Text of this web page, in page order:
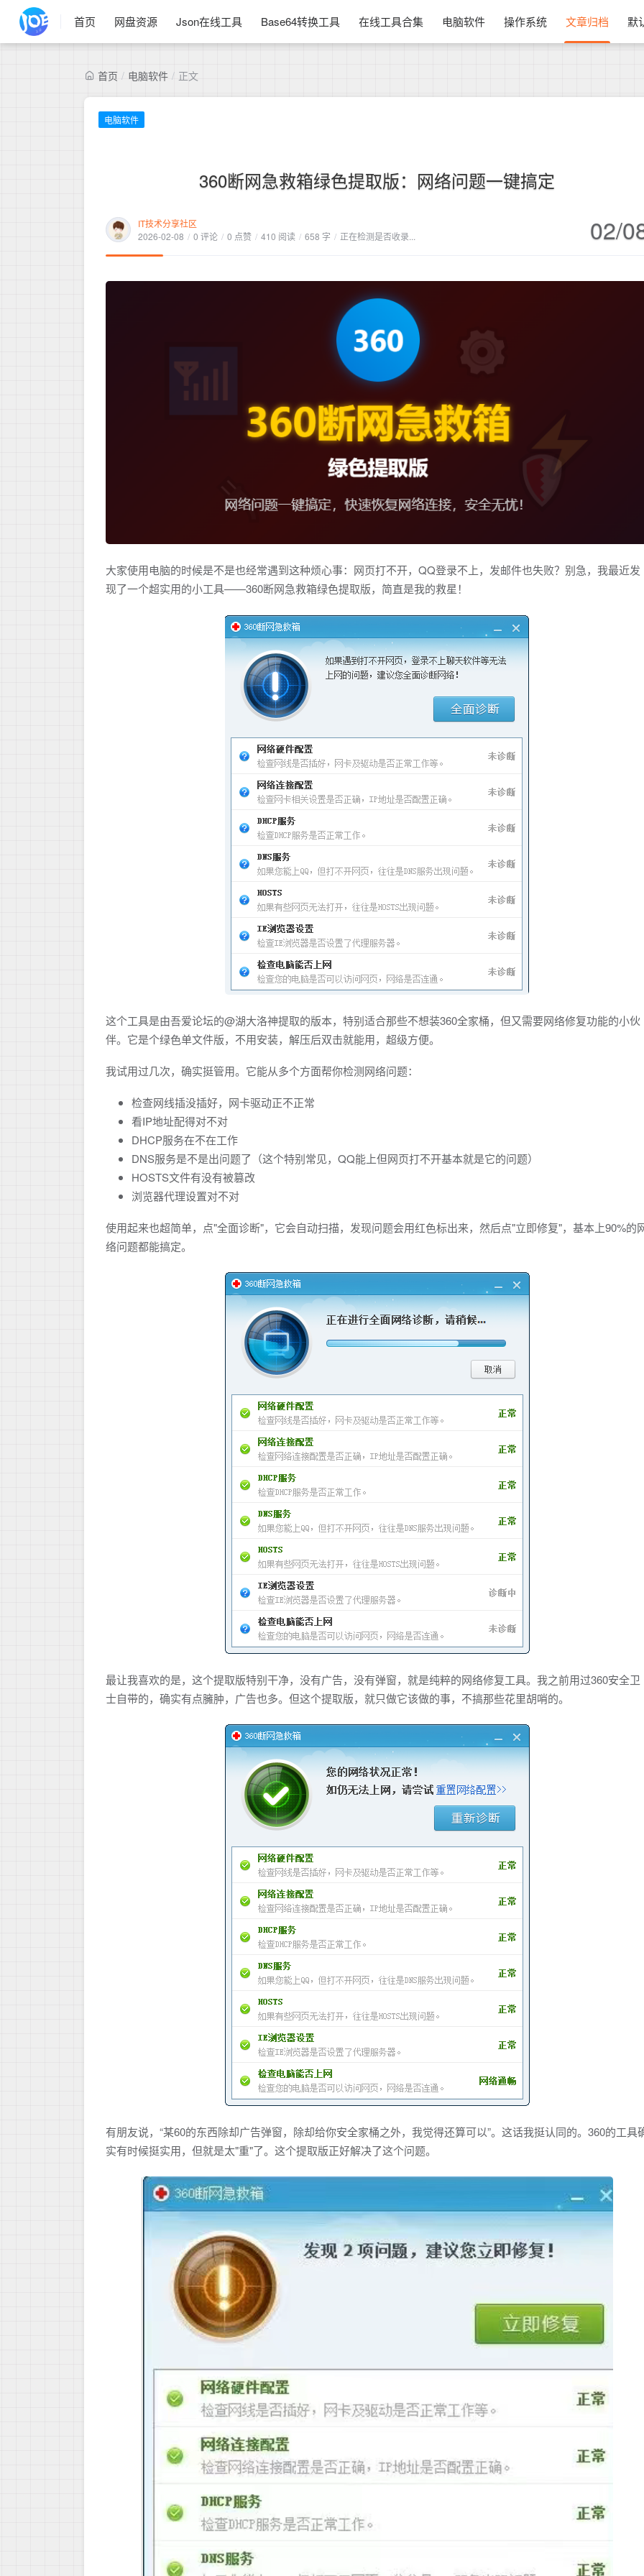
首页 网盘资源 Json在线工具 Base64转换工具 在线工具合集 电脑软件 操作系统 文章归档 默
首页 / 电脑软件 / 正文
电脑软件
360断网急救箱绿色提取版：网络问题一键搞定
IT技术分享社区
2026-02-08 / 0 评论 / 0 点赞 / 410 阅读 / 658 字 / 正在检测是否收录... 02/
大家使用电脑的时候是不是也经常遇到这种烦心事：网页打不开，QQ登录不上，发邮件也失败？别急，我最近发
现了一个超实用的小工具——360断网急救箱绿色提取版，简直是我的救星！
这个工具是由吾爱论坛的@湖大洛神提取的版本，特别适合那些不想装360全家桶，但又需要网络修复功能的小伙
伴。它是个绿色单文件版，不用安装，解压后双击就能用，超级方便。
我试用过几次，确实挺管用。它能从多个方面帮你检测网络问题：
检查网线插没插好，网卡驱动正不正常
看IP地址配得对不对
DHCP服务在不在工作
DNS服务是不是出问题了（这个特别常见，QQ能上但网页打不开基本就是它的问题）
HOSTS文件有没有被篡改
浏览器代理设置对不对
使用起来也超简单，点"全面诊断"，它会自动扫描，发现问题会用红色标出来，然后点"立即修复"，基本上90%的
络问题都能搞定。
最让我喜欢的是，这个提取版特别干净，没有广告，没有弹窗，就是纯粹的网络修复工具。我之前用过360安全卫
士自带的，确实有点臃肿，广告也多。但这个提取版，就只做它该做的事，不搞那些花里胡哨的。
有朋友说，“某60的东西除却广告弹窗，除却给你安全家桶之外，我觉得还算可以”。这话我挺认同的。360的工具
实有时候挺实用，但就是太"重"了。这个提取版正好解决了这个问题。